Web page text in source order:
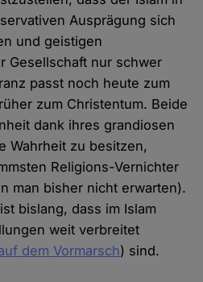
Ausprägung sich
und geistigen
Gesellschaft nur schwer
passt noch heute zum
zum Christentum. Beide
dank ihres grandiosen
Wahrheit zu besitzen,
Religions-Vernichter
man bisher nicht erwarten).
bislang, dass im Islam
weit verbreitet
dem Vormarsch) sind.